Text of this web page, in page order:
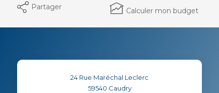
Partager
Calculer mon budget
24 Rue Maréchal Leclerc
59540 Caudry